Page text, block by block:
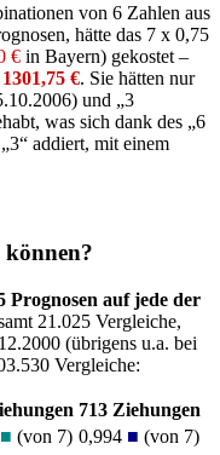
von 6 Zahlen aus
hätte das 7 x 0,75
€ in Bayern) gekostet –
1301,75 €. Sie hätten nur
und „3
was sich dank des „6
addiert, mit einem
können?
Prognosen auf jede der
21.025 Vergleiche,
(übrigens u.a. bei
Vergleiche:
713 Ziehungen
■ (von 7) 0,994 ■ (von 7)